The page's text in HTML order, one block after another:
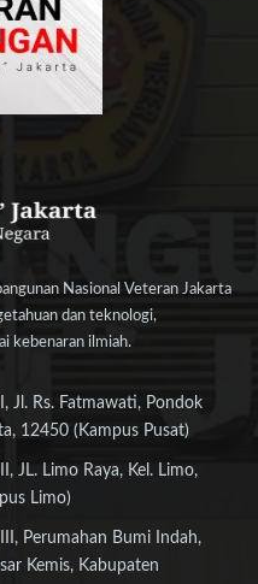
Nasional Veteran Jakarta
dan teknologi,
kebenaran ilmiah.
Jl. Rs. Fatmawati, Pondok
12450 (Kampus Pusat)
JL. Limo Raya, Kel. Limo,
Limo)
Perumahan Bumi Indah,
Kemis, Kabupaten